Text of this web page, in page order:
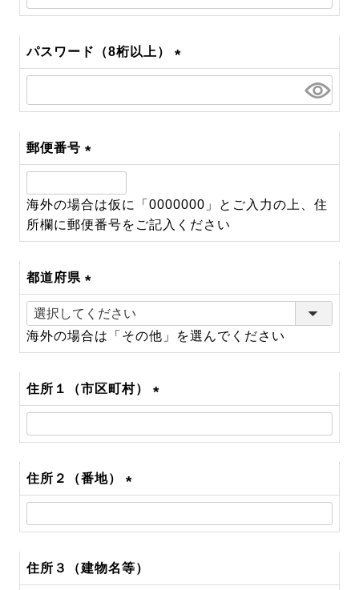
須)
パスワード（8桁以上）
(必
郵便番号
(必
須)
海外の場合は仮に「0000000」とご入力の上、住
所欄に郵便番号をご記入ください
都道府県
(必
須)
海外の場合は「その他」を選んでください
住所１（市区町村）
(必
須)
住所２（番地）
(必
須)
住所３（建物名等）